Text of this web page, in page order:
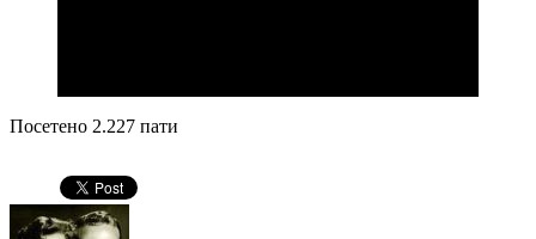
Посетено 2.227 пати